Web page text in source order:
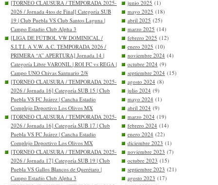
[TORNEO CLAUSURA / TEMPORADA 2025-
2026 / Jornada 4tos de Final] Categoría SUB
19 | Club Puebla VS Club Santos Laguna |
Campo Estadio Club Alpha 3
[LIGA DE FÚTBOL VW DOMINICAL /
S.I.T.I. A V.W. A.C. TEMPORADA 2026 /
PRIMERA “A” APERTURA] Jornada 14 |
Categoría Libre VARONIL | ROI FC vs REGA |
Campo UNO Chivas Santuario 2/8
[TORNEO CLAUSURA / TEMPORADA 2025-
2026 / Jornada 16] Categoría SUB 15 | Club
Puebla VS FC Juárez | Cancha Estadio
Complejo Deportivo Los Olivos MX
[TORNEO CLAUSURA / TEMPORADA 2025-
2026 / Jornada 16] Categoría SUB 17 | Club
Puebla VS FC Juárez | Cancha Estadio
Complejo Deportivo Los Olivos MX
[TORNEO CLAUSURA / TEMPORADA 2025-
2026 / Jornada 17] Categoría SUB 19 | Club
Puebla VS Gallos Blancos de Querétaro |
Campo Estadio Club Alpha 3
junio 2025 (1)
mayo 2025 (18)
abril 2025 (25)
marzo 2025 (14)
febrero 2025 (12)
enero 2025 (10)
noviembre 2024 (4)
octubre 2024 (9)
septiembre 2024 (15)
agosto 2024 (8)
julio 2024 (9)
mayo 2024 (1)
abril 2024 (9)
marzo 2024 (19)
febrero 2024 (14)
enero 2024 (22)
diciembre 2023 (1)
noviembre 2023 (7)
octubre 2023 (15)
septiembre 2023 (21)
agosto 2023 (17)